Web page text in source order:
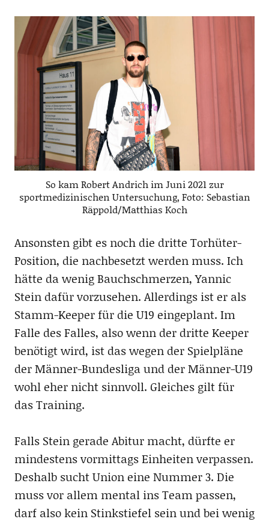
So kam Robert Andrich im Juni 2021 zur
sportmedizinischen Untersuchung, Foto: Sebastian
Räppold/Matthias Koch
Ansonsten gibt es noch die dritte Torhüter-
Position, die nachbesetzt werden muss. Ich
hätte da wenig Bauchschmerzen, Yannic
Stein dafür vorzusehen. Allerdings ist er als
Stamm-Keeper für die U19 eingeplant. Im
Falle des Falles, also wenn der dritte Keeper
benötigt wird, ist das wegen der Spielpläne
der Männer-Bundesliga und der Männer-U19
wohl eher nicht sinnvoll. Gleiches gilt für
das Training.
Falls Stein gerade Abitur macht, dürfte er
mindestens vormittags Einheiten verpassen.
Deshalb sucht Union eine Nummer 3. Die
muss vor allem mental ins Team passen,
darf also kein Stinkstiefel sein und bei wenig